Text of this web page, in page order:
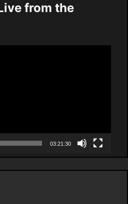
from the
03:21:30